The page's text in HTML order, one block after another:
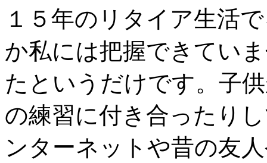
１５年のリタイア生活
か私には把握できてい
たというだけです。子
の練習に付き合ったり
ンターネットや昔の友